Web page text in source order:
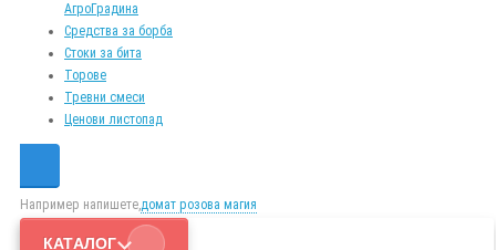
АгроГрадина
Средства за борба
Стоки за бита
Торове
Тревни смеси
Ценови листопад
Например напишете,домат розова магия
КАТАЛОГ